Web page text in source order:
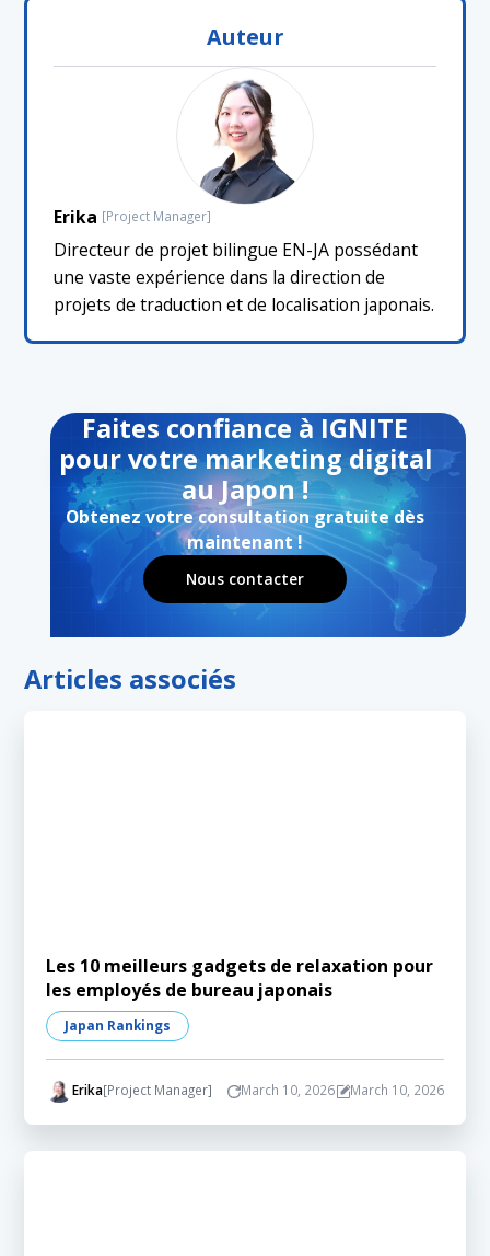
Auteur
Erika [Project Manager]
Directeur de projet bilingue EN-JA possédant
une vaste expérience dans la direction de
projets de traduction et de localisation japonais.
Faites confiance à IGNITE
pour votre marketing digital
au Japon !
Obtenez votre consultation gratuite dès
maintenant !
Nous contacter
Articles associés
Les 10 meilleurs gadgets de relaxation pour
les employés de bureau japonais
Japan Rankings
Erika[Project Manager] March 10, 2026 March 10, 2026